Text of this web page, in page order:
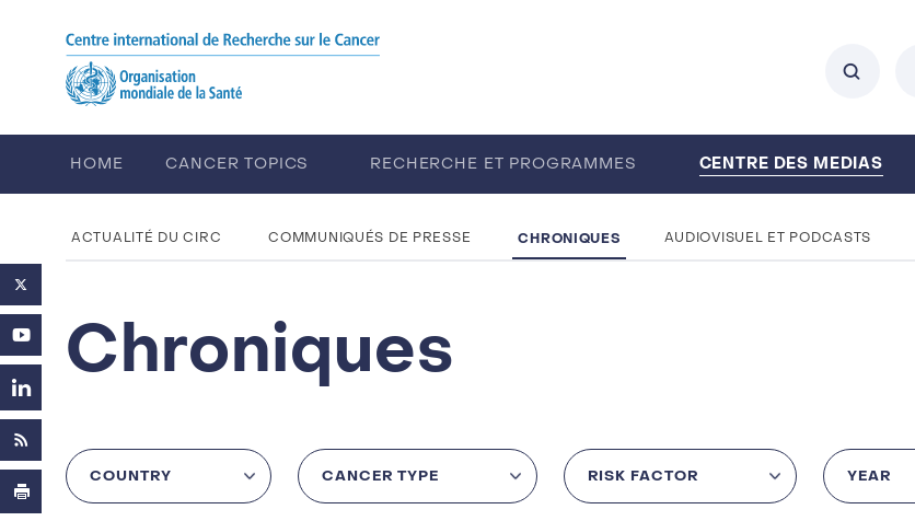
HOME CANCER TOPICS RECHERCHE ET PROGRAMMES CENTRE DES MEDIAS
ACTUALITÉ DU CIRC COMMUNIQUÉS DE PRESSE CHRONIQUES AUDIOVISUEL ET PODCASTS
Chroniques